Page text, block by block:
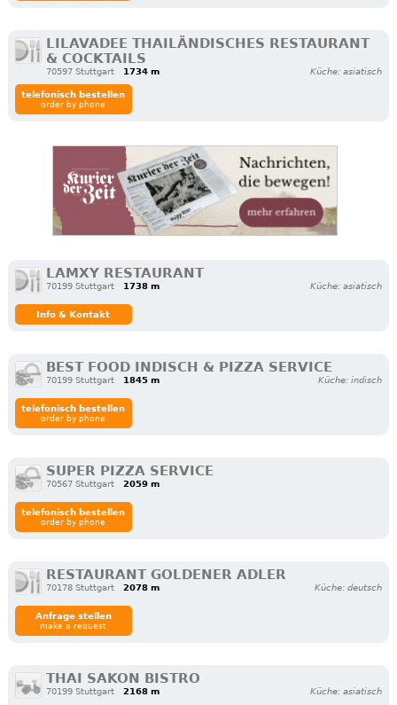
LILAVADEE THAILÄNDISCHES RESTAURANT
& COCKTAILS
70597 Stuttgart 1734 m Küche: asiatisch
telefonisch bestellen
order by phone
LAMXY RESTAURANT
70199 Stuttgart 1738 m Küche: asiatisch
Info & Kontakt
BEST FOOD INDISCH & PIZZA SERVICE
70199 Stuttgart 1845 m Küche: indisch
telefonisch bestellen
order by phone
SUPER PIZZA SERVICE
70567 Stuttgart 2059 m
telefonisch bestellen
order by phone
RESTAURANT GOLDENER ADLER
70178 Stuttgart 2078 m Küche: deutsch
Anfrage stellen
make a request
THAI SAKON BISTRO
70199 Stuttgart 2168 m Küche: asiatisch